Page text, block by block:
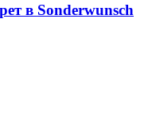
в Sonderwunsch